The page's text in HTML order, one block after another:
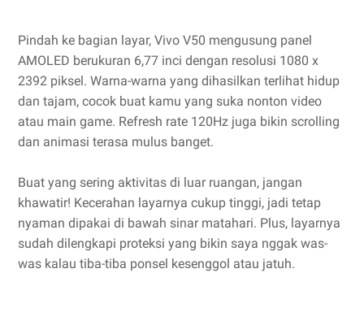
Pindah ke bagian layar, Vivo V50 mengusung panel
AMOLED berukuran 6,77 inci dengan resolusi 1080 x
2392 piksel. Warna-warna yang dihasilkan terlihat hidup
dan tajam, cocok buat kamu yang suka nonton video
atau main game. Refresh rate 120Hz juga bikin scrolling
dan animasi terasa mulus banget.
Buat yang sering aktivitas di luar ruangan, jangan
khawatir! Kecerahan layarnya cukup tinggi, jadi tetap
nyaman dipakai di bawah sinar matahari. Plus, layarnya
sudah dilengkapi proteksi yang bikin saya nggak was-
was kalau tiba-tiba ponsel kesenggol atau jatuh.